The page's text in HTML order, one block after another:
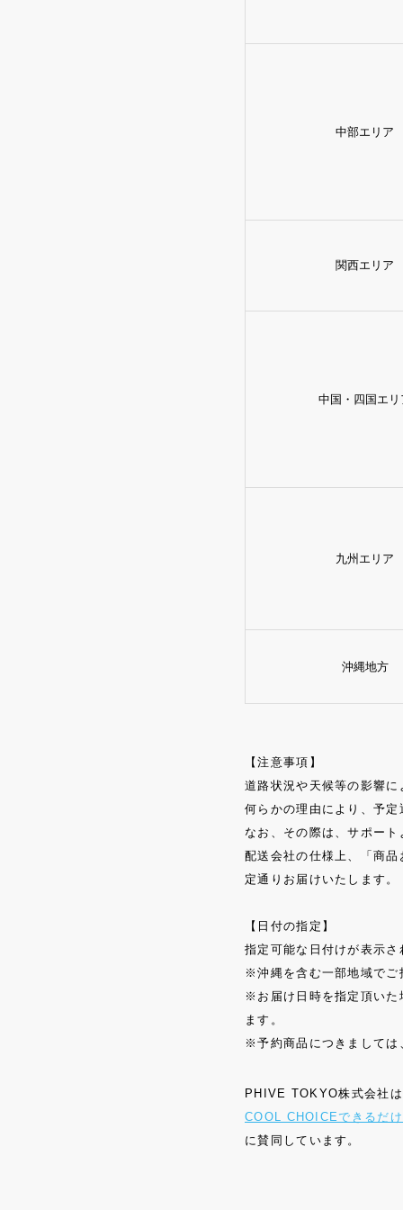
中部エリア
関西エリア
中国・四国エリ
九州エリア
沖縄地方
【注意事項】
道路状況や天候等の影響
何らかの理由により、予
なお、その際は、サポー
配送会社の仕様上、「商
定通りお届けいたします。
【日付の指定】
指定可能な日付けが表示さ
※沖縄を含む一部地域でご
※お届け日時を指定頂いた
ます。
※予約商品につきましては
PHIVE TOKYO株式会社
COOL CHOICEできるだ
に賛同しています。